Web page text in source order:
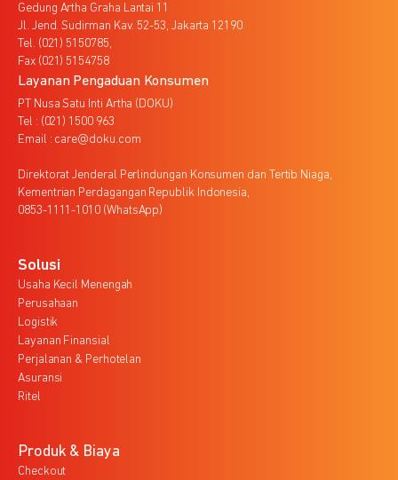
Gedung Artha Graha Lantai 11
Jl. Jend. Sudirman Kav. 52-53, Jakarta 12190
Tel. (021) 5150785,
Fax (021) 5154758
Layanan Pengaduan Konsumen
PT Nusa Satu Inti Artha (DOKU)
Tel : (021) 1500 963
Email : care@doku.com
Direktorat Jenderal Perlindungan Konsumen dan Tertib Niaga,
Kementrian Perdagangan Republik Indonesia,
0853-1111-1010 (WhatsApp)
Solusi
Usaha Kecil Menengah
Perusahaan
Logistik
Layanan Finansial
Perjalanan & Perhotelan
Asuransi
Ritel
Produk & Biaya
Checkout